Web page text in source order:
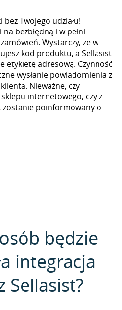
bez Twojego udziału!
bezbłędną i w pełni
Wystarczy, że w
kod produktu, a Sellasist
etykietę adresową. Czynność
wysłanie powiadomienia z
Nieważne, czy
internetowego, czy z
zostanie poinformowany o
będzie
integracja
Sellasist?